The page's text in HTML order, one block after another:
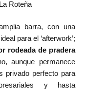
Roteña
barra, con una
para el ‘afterwork’;
rodeada de pradera
aunque permanece
privado perfecto para
y hasta